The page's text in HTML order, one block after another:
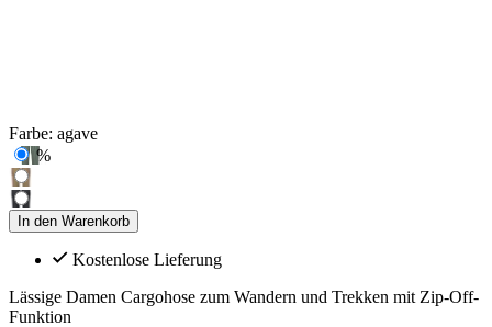
Farbe: agave
%
In den Warenkorb
Kostenlose Lieferung
Lässige Damen Cargohose zum Wandern und Trekken mit Zip-Off-
Funktion